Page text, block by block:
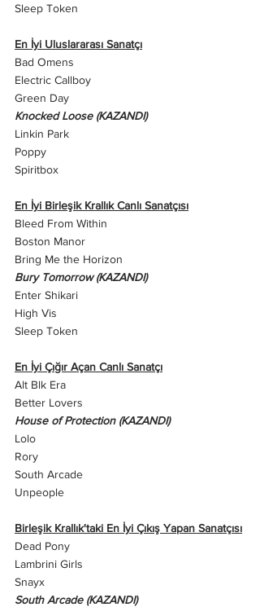
Sleep Token
En İyi Uluslararası Sanatçı
Bad Omens
Electric Callboy
Green Day
Knocked Loose (KAZANDI)
Linkin Park
Poppy
Spiritbox
En İyi Birleşik Krallık Canlı Sanatçısı
Bleed From Within
Boston Manor
Bring Me the Horizon
Bury Tomorrow (KAZANDI)
Enter Shikari
High Vis
Sleep Token
En İyi Çığır Açan Canlı Sanatçı
Alt Blk Era
Better Lovers
House of Protection (KAZANDI)
Lolo
Rory
South Arcade
Unpeople
Birleşik Krallık'taki En İyi Çıkış Yapan Sanatçısı
Dead Pony
Lambrini Girls
Snayx
South Arcade (KAZANDI)